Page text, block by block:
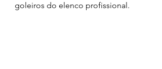
goleiros do elenco profissional.